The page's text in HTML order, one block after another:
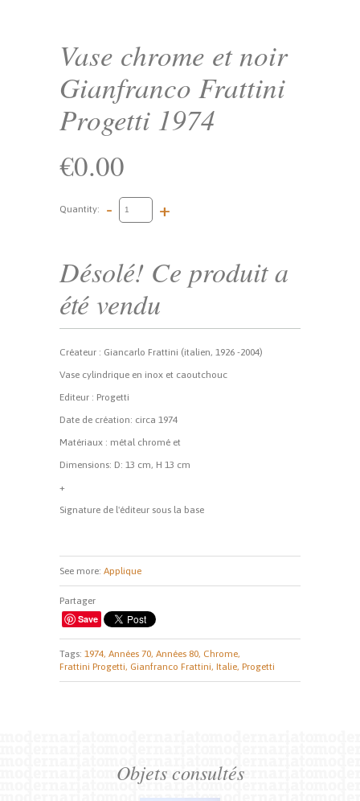
Vase chrome et noir
Gianfranco Frattini
Progetti 1974
€0.00
Quantity: - +
Désolé! Ce produit a
été vendu
Créateur : Giancarlo Frattini (italien, 1926 -2004)
Vase cylindrique en inox et caoutchouc
Editeur : Progetti
Date de création: circa 1974
Matériaux : métal chromé et
Dimensions: D: 13 cm, H 13 cm
+
Signature de l'éditeur sous la base
See more: Applique
Partager
Save
Tags: 1974, Années 70, Années 80, Chrome,
Frattini Progetti, Gianfranco Frattini, Italie, Progetti
Objets consultés